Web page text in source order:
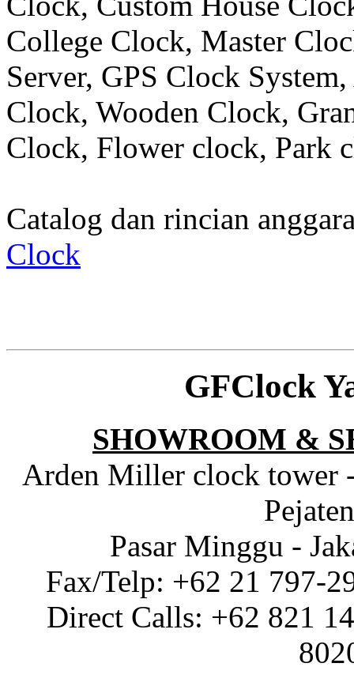
College Clock, Master
Server, GPS Clock
Clock, Wooden Clock,
Clock, Flower clock, Park
Catalog dan rincian
Clock
GFClock
SHOWROOM &
Arden Miller clock tower
Pasar Minggu -
Fax/Telp: +62 21 797-
Direct Calls: +62 821